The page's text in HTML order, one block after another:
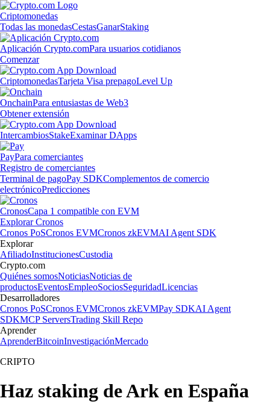
Criptomonedas
Todas las monedasCestasGanarStaking
Aplicación Crypto.comPara usuarios cotidianos
Comenzar
CriptomonedasTarjeta Visa prepagoLevel Up
OnchainPara entusiastas de Web3
Obtener extensión
IntercambiosStakeExaminar DApps
PayPara comerciantes
Registro de comerciantes
Terminal de pagoPay SDKComplementos de comercio
electrónicoPredicciones
CronosCapa 1 compatible con EVM
Explorar Cronos
Cronos PoSCronos EVMCronos zkEVMAI Agent SDK
Explorar
AfiliadoInstitucionesCustodia
Crypto.com
Quiénes somosNoticiasNoticias de
productosEventosEmpleoSociosSeguridadLicencias
Desarrolladores
Cronos PoSCronos EVMCronos zkEVMPay SDKAI Agent
SDKMCP ServersTrading Skill Repo
Aprender
AprenderBitcoinInvestigaciónMercado
CRIPTO
Haz staking de Ark en España